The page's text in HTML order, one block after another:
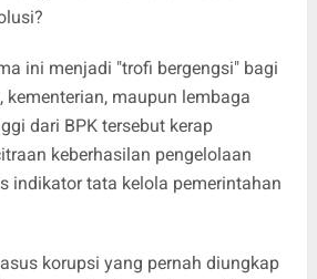
ini menjadi "trofi bergengsi" bagi
kementerian, maupun lembaga
dari BPK tersebut kerap
keberhasilan pengelolaan
indikator tata kelola pemerintahan
korupsi yang pernah diungkap